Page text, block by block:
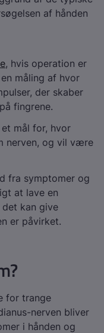
af hånden
, hvis operation er
måling af hvor
der skaber
fingrene.
mål for, hvor
nerven, og vil være
fra symptomer og
at lave en
det kan give
er påvirket.
for trange
nerven bliver
i hånden og